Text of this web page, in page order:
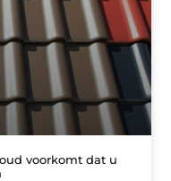
voorkomt dat u